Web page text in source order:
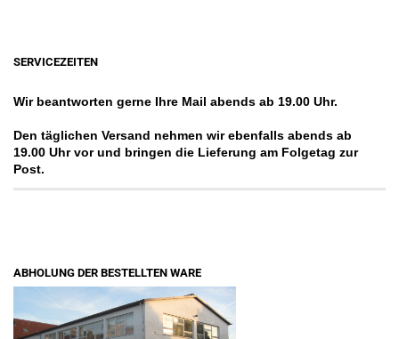
SERVICEZEITEN
Wir beantworten gerne Ihre Mail abends ab 19.00 Uhr.
Den täglichen Versand nehmen wir ebenfalls abends ab
19.00 Uhr vor und bringen die Lieferung am Folgetag zur
Post.
ABHOLUNG DER BESTELLTEN WARE